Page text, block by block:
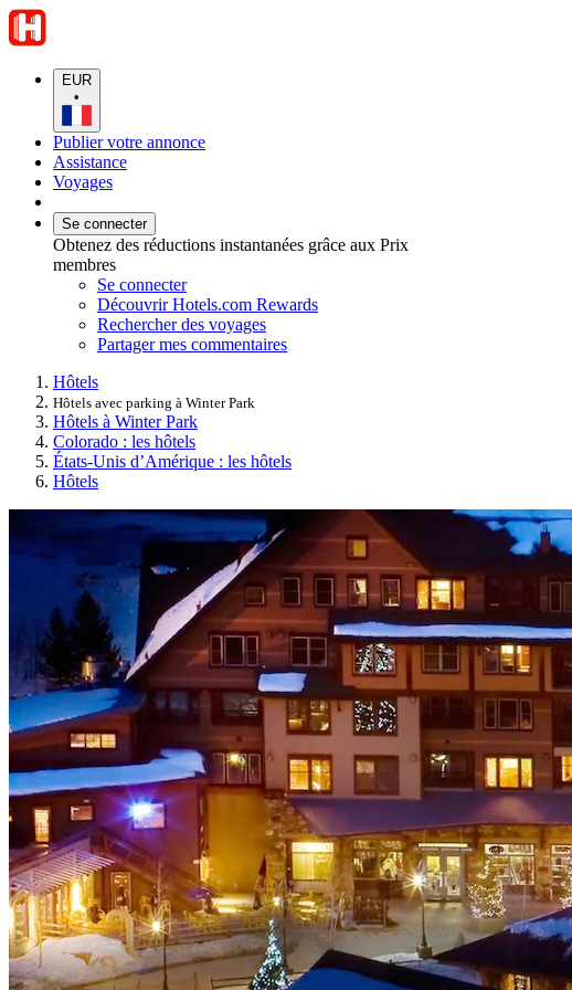
EUR
•
Publier votre annonce
Assistance
Voyages
Se connecter
Obtenez des réductions instantanées grâce aux Prix
membres
Se connecter
Découvrir Hotels.com Rewards
Rechercher des voyages
Partager mes commentaires
Hôtels
Hôtels avec parking à Winter Park
Hôtels à Winter Park
Colorado : les hôtels
États-Unis d’Amérique : les hôtels
Hôtels